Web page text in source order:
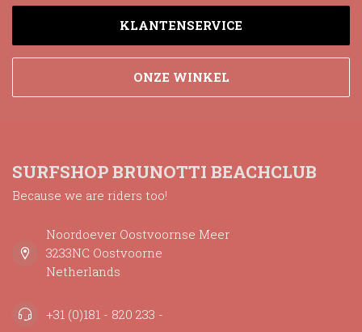
KLANTENSERVICE
ONZE WINKEL
SURFSHOP BRUNOTTI BEACHCLUB
Because we are riders too!
Noordoever Oostvoornse Meer
3233NC Oostvoorne
Netherlands
+31 (0)181 - 820 233 -